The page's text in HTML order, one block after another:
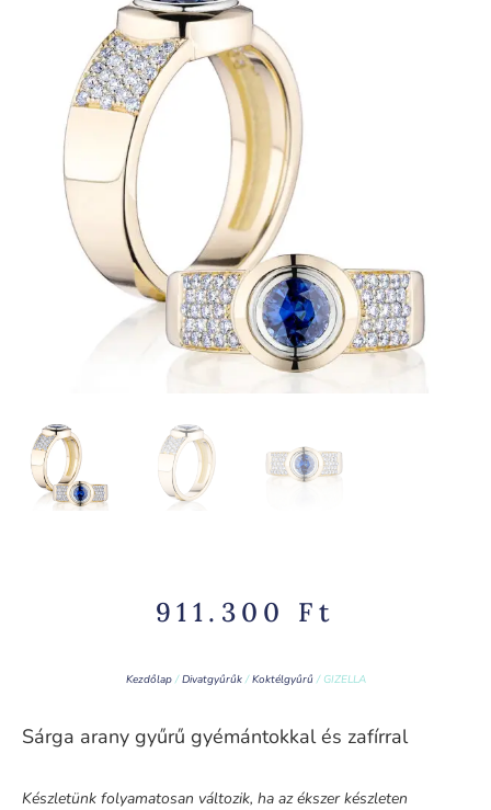
911.300 Ft
Kezdőlap/Divatgyűrűk/Koktélgyűrű/ GIZELLA
Sárga arany gyűrű gyémántokkal és zafírral
Készletünk folyamatosan változik, ha az ékszer készleten